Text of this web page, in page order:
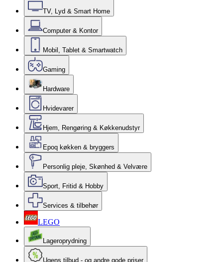
TV, Lyd & Smart Home
Computer & Kontor
Mobil, Tablet & Smartwatch
Gaming
Hardware
Hvidevarer
Hjem, Rengøring & Køkkenudstyr
Epoq køkken & bryggers
Personlig pleje, Skønhed & Velvære
Sport, Fritid & Hobby
Services & tilbehør
LEGO
Lageroprydning
Ugens tilbud - og andre gode priser